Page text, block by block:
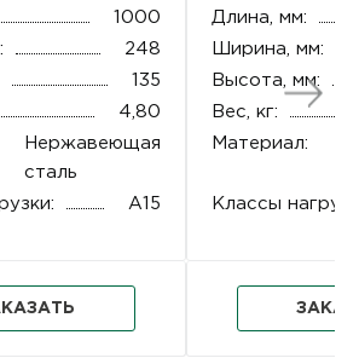
1000
248
135
4,80
Нержавеющая
сталь
A15
Длина, мм:
Ширина, мм:
Высота, мм:
Вес, кг:
Материал:
Классы